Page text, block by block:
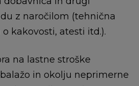
z naročilom (tehnična
kakovosti, atesti itd.).
na lastne stroške
in okolju neprimerne